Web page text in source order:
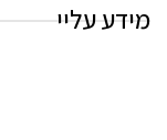
מידע עליי